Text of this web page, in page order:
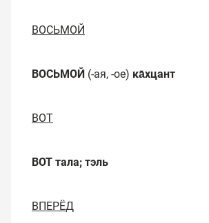
ВОСЬМОЙ
ВОСЬМОЙ (-ая, -ое) ка̄хцант
ВОТ
ВОТ тала; тэль
ВПЕРЁД